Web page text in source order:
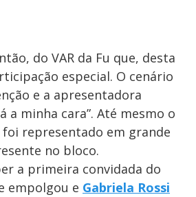
do VAR da Fu que, desta
especial. O cenário
e a apresentadora
a minha cara”. Até mesmo o
foi representado em grande
no bloco.
a primeira convidada do
empolgou e Gabriela Rossi